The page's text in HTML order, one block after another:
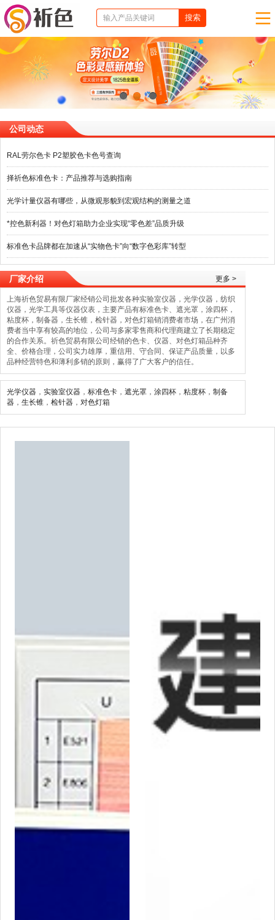
2 3
公司动态
RAL劳尔色卡 P2塑胶色卡色号查询
择祈色标准色卡：产品推荐与选购指南
光学计量仪器有哪些，从微观形貌到宏观结构的测量之道
*控色新利器！对色灯箱助力企业实现“零色差”品质升级
标准色卡品牌都在加速从“实物色卡”向“数字色彩库”转型
厂家介绍 更多 >
上海祈色贸易有限厂家经销公司批发各种实验室仪器，光学仪器，纺织
仪器，光学工具等仪器仪表，主要产品有标准色卡、遮光罩，涂四杯，
粘度杯，制备器，生长锥，检针器，对色灯箱销消费者市场，在广州消
费者当中享有较高的地位，公司与多家零售商和代理商建立了长期稳定
的合作关系。祈色贸易有限公司经销的色卡、仪器、对色灯箱品种齐
全、价格合理，公司实力雄厚，重信用、守合同、保证产品质量，以多
品种经营特色和薄利多销的原则，赢得了广大客户的信任。
光学仪器 ， 实验室仪器 ， 标准色卡 ， 遮光罩 ， 涂四杯 ， 粘度杯 ， 制备
器 ， 生长锥 ， 检针器 ， 对色灯箱